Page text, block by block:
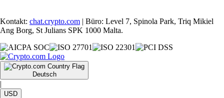
Kontakt: chat.crypto.com | Büro: Level 7, Spinola Park, Triq Mikiel
Ang Borg, St Julians SPK 1000 Malta.
Deutsch
|
USD